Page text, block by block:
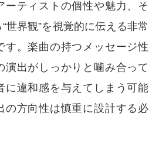
ーティストの個性や魅力、そ
世界観”を視覚的に伝える非常
す。楽曲の持つメッセージ性
演出がしっかりと噛み合って
に違和感を与えてしまう可能
の方向性は慎重に設計する必